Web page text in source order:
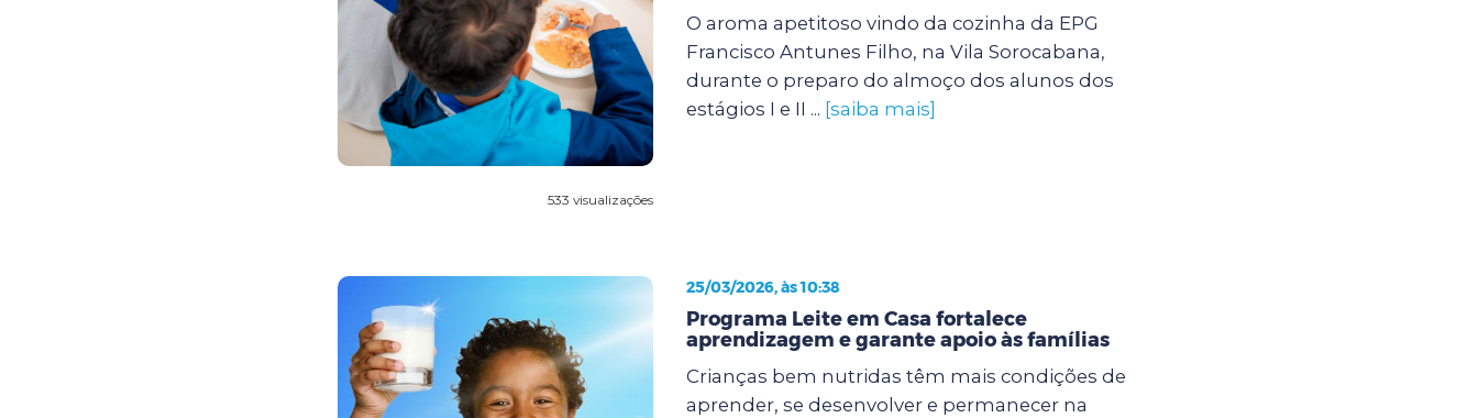
533 visualizações
O aroma apetitoso vindo da cozinha da EPG
Francisco Antunes Filho, na Vila Sorocabana,
durante o preparo do almoço dos alunos dos
estágios I e II ... [saiba mais]
25/03/2026, às 10:38
Programa Leite em Casa fortalece
aprendizagem e garante apoio às famílias
Crianças bem nutridas têm mais condições de
aprender, se desenvolver e permanecer na